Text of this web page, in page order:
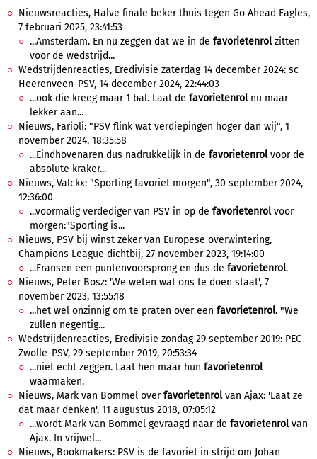
Nieuwsreacties, Halve finale beker thuis tegen Go Ahead Eagles,
7 februari 2025, 23:41:53
...Amsterdam. En nu zeggen dat we in de favorietenrolzitten
voor de wedstrijd...
Wedstrijdenreacties, Eredivisie zaterdag 14 december 2024: sc
Heerenveen-PSV, 14 december 2024, 22:44:03
...ook die kreeg maar 1 bal. Laat de favorietenrolnu maar
lekker aan...
Nieuws, Farioli: "PSV flink wat verdiepingen hoger dan wij", 1
november 2024, 18:35:58
...Eindhovenaren dus nadrukkelijk in de favorietenrolvoor de
absolute kraker...
Nieuws, Valckx: "Sporting favoriet morgen", 30 september 2024,
12:36:00
...voormalig verdediger van PSV in op de favorietenrolvoor
morgen:"Sporting is...
Nieuws, PSV bij winst zeker van Europese overwintering,
Champions League dichtbij, 27 november 2023, 19:14:00
...Fransen een puntenvoorsprong en dus de favorietenrol.
Nieuws, Peter Bosz: 'We weten wat ons te doen staat', 7
november 2023, 13:55:18
...het wel onzinnig om te praten over een favorietenrol. "We
zullen negentig...
Wedstrijdenreacties, Eredivisie zondag 29 september 2019: PEC
Zwolle-PSV, 29 september 2019, 20:53:34
...niet echt zeggen. Laat hen maar hun favorietenrol
waarmaken.
Nieuws, Mark van Bommel overfavorietenrolvan Ajax: 'Laat ze
dat maar denken', 11 augustus 2018, 07:05:12
...wordt Mark van Bommel gevraagd naar de favorietenrolvan
Ajax. In vrijwel...
Nieuws, Bookmakers: PSV is de favoriet in strijd om Johan